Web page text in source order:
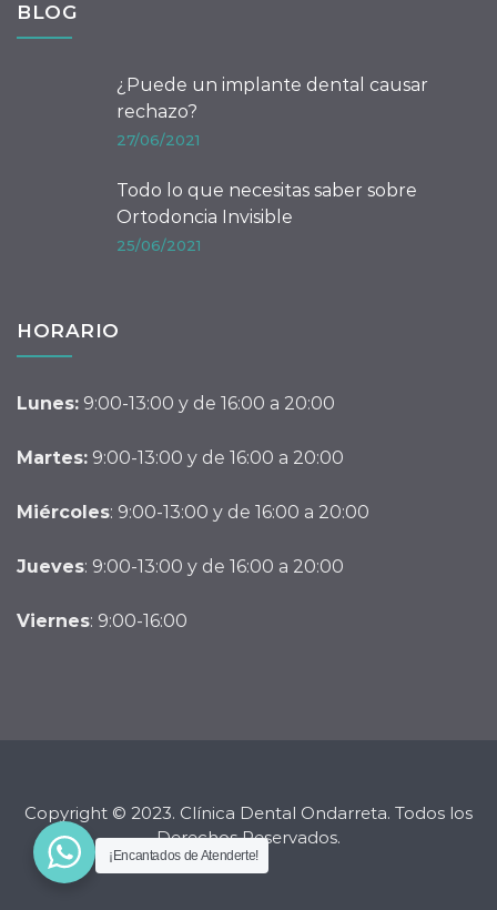
BLOG
¿Puede un implante dental causar
rechazo?
27/06/2021
Todo lo que necesitas saber sobre
Ortodoncia Invisible
25/06/2021
HORARIO
Lunes: 9:00-13:00 y de 16:00 a 20:00
Martes: 9:00-13:00 y de 16:00 a 20:00
Miércoles: 9:00-13:00 y de 16:00 a 20:00
Jueves: 9:00-13:00 y de 16:00 a 20:00
Viernes: 9:00-16:00
Copyright © 2023. Clínica Dental Ondarreta. Todos los
Derechos Reservados.
¡Encantados de Atenderte!